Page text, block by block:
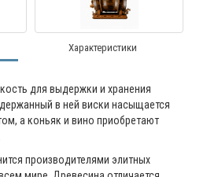
Характеристики
для выдержки и хранения
в ней виски насыщается
а коньяк и вино приобретают
производителями элитных